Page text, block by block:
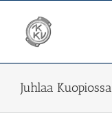
content
Juhlaa Kuopiossa